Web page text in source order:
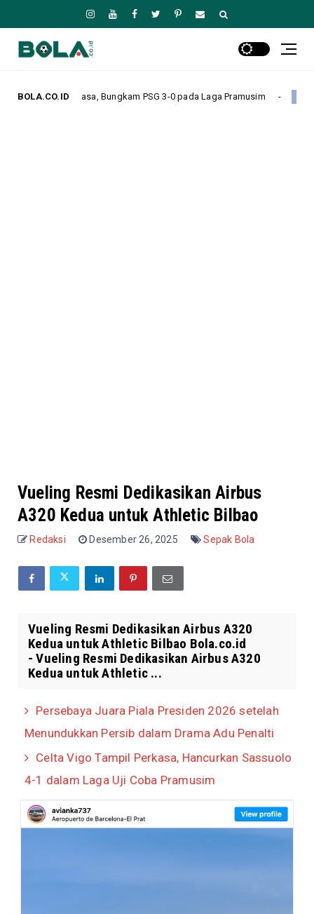
BOLA.CO.ID
Bungkam PSG 3-0 pada Laga Pramusim Headline Chelsea
Vueling Resmi Dedikasikan Airbus
A320 Kedua untuk Athletic Bilbao
Redaksi Desember 26, 2025 Sepak Bola
Vueling Resmi Dedikasikan Airbus A320
Kedua untuk Athletic Bilbao Bola.co.id
- Vueling Resmi Dedikasikan Airbus A320
Kedua untuk Athletic ...
Persebaya Juara Piala Presiden 2026 setelah
Menundukkan Persib dalam Drama Adu Penalti
Celta Vigo Tampil Perkasa, Hancurkan Sassuolo
4-1 dalam Laga Uji Coba Pramusim